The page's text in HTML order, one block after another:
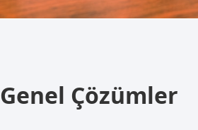
Genel Çözümler